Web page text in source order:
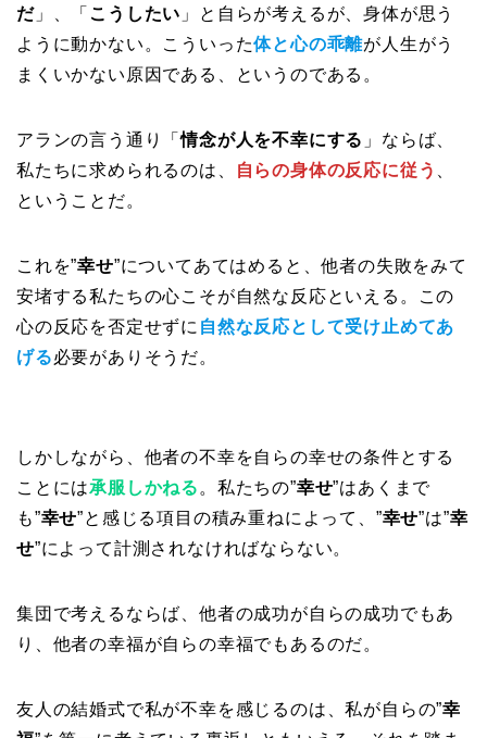
だ」、「 こうしたい 」と自らが考えるが、身体が思う
ように動かない。こういった体と心の乖離が人生がう
まくいかない原因である、というのである。
アランの言う通り「情念が人を不幸にする 」ならば、
私たちに求められるのは、
自らの身体の反応に従う
ということだ。
これを”幸せ”についてあてはめると、他者の失敗をみて
安堵する私たちの心こそが自然な反応といえる。この
心の反応を否定せずに 自然な反応として受け止めてあ
げる必要がありそうだ。
しかしながら、他者の不幸を自らの幸せの条件とする
ことには承服しかねる 。私たちの”幸せ”はあくまで
も”幸せ”と感じる項目の積み重ねによって、”幸せ”は”幸
せ”によって計測されなければならない。
集団で考えるならば、他者の成功が自らの成功でもあ
り、他者の幸福が自らの幸福でもあるのだ。
友人の結婚式で私が不幸を感じるのは、私が自らの”幸